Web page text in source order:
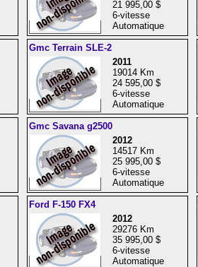
21 995,00 $
6-vitesse
Automatique
Gmc Terrain SLE-2
2011
19014 Km
24 595,00 $
6-vitesse
Automatique
Gmc Savana g2500
2012
14517 Km
25 995,00 $
6-vitesse
Automatique
Ford F-150 FX4
2012
29276 Km
35 995,00 $
6-vitesse
Automatique